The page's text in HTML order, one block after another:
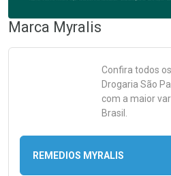
Marca Myralis
Confira todos
Drogaria São
com a maior
Brasil.
REMEDIOS MYRALIS